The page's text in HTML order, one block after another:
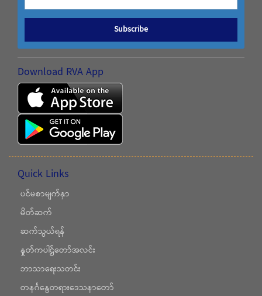
Subscribe
Download RVA App
Quick Links
ပင်မစာမျက်နှာ
မိတ်ဆက်
ဆက်သွယ်ရန်
နှုတ်ကပါဌ်တော်အလင်း
ဘာသာရေးသတင်း
တနင်္ဂနွေတရားဒေသနာတော်